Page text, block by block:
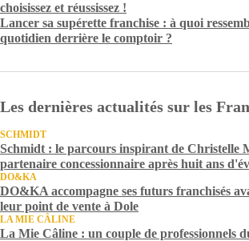
choisissez et réussissez !
Lancer sa supérette franchise : à quoi
quotidien derrière le comptoir ?
Les dernières actualités sur les
SCHMIDT
Schmidt : le parcours inspirant de Christelle
partenaire concessionnaire après huit ans
DO&KA
DO&KA accompagne ses futurs franchisés
leur point de vente à Dole
LA MIE CÂLINE
La Mie Câline : un couple de professionnels